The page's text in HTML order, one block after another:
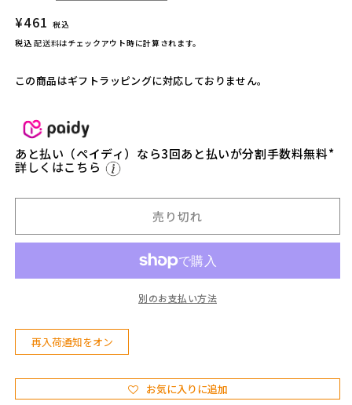
醸
甘
相
撲
味
1
g
パ
タ
イ
プ
の
醸
甘
味
1
5
g
ス
パ
ウ
プ
の
通
常
格
¥461 税込
税込配送料はチェックアウト時に計算されます。
この商品はギフトラッピングに対応しておりません。
あと払い（ペイディ）なら3回あと払いが分割手数料無料*
詳しくはこちら
売り切れ
別のお支払い方法
再入荷通知をオン
お気に入りに追加